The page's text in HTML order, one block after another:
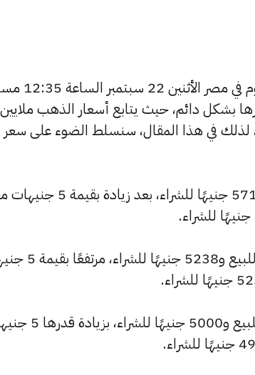
يتساءل العديد من الأشخاص عن أسعار الذهب
بشكل دائم، حيث يتابع أسعار الذهب ملايين
لذلك في هذا المقال، سنسلط الضوء على سعر
ارتفع سعر عيار 24 ليصل إلى 5743 جنيهًا للبيع و5714 جنيهًا
وسجل سعر عيار 22 ارتفاعًا ليصل إلى 5264
كما شهد سعر عيار 21 ارتفاعًا ليصبح 5025 جنيهًا